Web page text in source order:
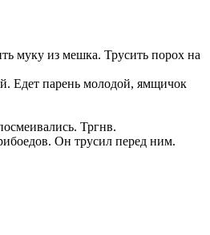
муку из мешка. Трусить порох на
Едет парень молодой, ямщичок
Тргнв.
Он трусил перед ним.